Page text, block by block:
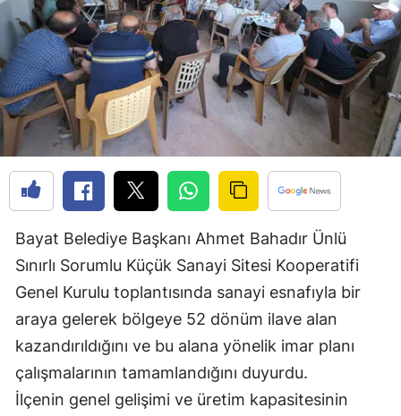
Elazığ
Erzincan
Erzurum
Gaziantep
Giresun
Gümüşhane
Hakkari
Hatay
Isparta
Mersin
Bayat Belediye Başkanı Ahmet Bahadır Ünlü
Sınırlı Sorumlu Küçük Sanayi Sitesi Kooperatifi
Genel Kurulu toplantısında sanayi esnafıyla bir
araya gelerek bölgeye 52 dönüm ilave alan
kazandırıldığını ve bu alana yönelik imar planı
çalışmalarının tamamlandığını duyurdu.
İlçenin genel gelişimi ve üretim kapasitesinin